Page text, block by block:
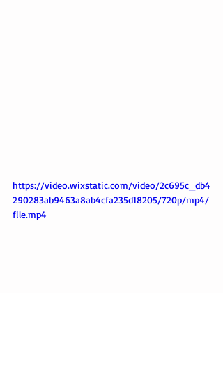
https://video.wixstatic.com/video/2c695c_db4
290283ab9463a8ab4cfa235d18205/720p/mp4/
file.mp4